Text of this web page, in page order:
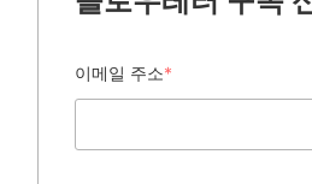
이메일 주소*